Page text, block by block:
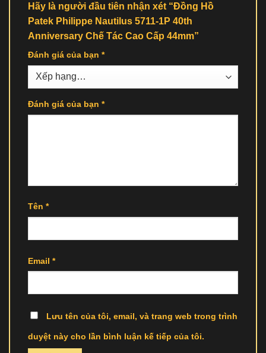
Hãy là người đầu tiên nhận xét “Đồng Hồ
Patek Philippe Nautilus 5711-1P 40th
Anniversary Chế Tác Cao Cấp 44mm”
Đánh giá của bạn *
Đánh giá của bạn *
Tên *
Email *
Lưu tên của tôi, email, và trang web trong trình
duyệt này cho lần bình luận kế tiếp của tôi.